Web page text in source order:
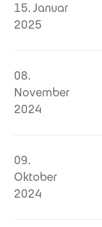
15. Januar
2025
08.
November
2024
09.
Oktober
2024